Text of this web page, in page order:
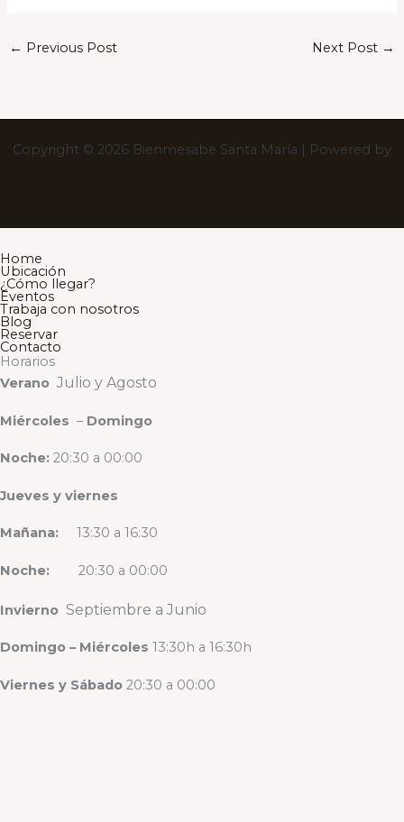
← Previous Post Next Post →
Copyright © 2026 Bienmesabe Santa María | Powered by
Home
Ubicación
¿Cómo llegar?
Eventos
Trabaja con nosotros
Blog
Reservar
Contacto
Horarios
Verano Julio y Agosto
Miércoles – Domingo
Noche: 20:30 a 00:00
Jueves y viernes
Mañana: 13:30 a 16:30
Noche: 20:30 a 00:00
Invierno Septiembre a Junio
Domingo – Miércoles 13:30h a 16:30h
Viernes y Sábado 20:30 a 00:00